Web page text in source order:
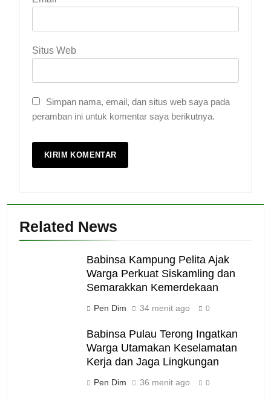
Situs Web
Simpan nama, email, dan situs web saya pada
peramban ini untuk komentar saya berikutnya.
Related News
Babinsa Kampung Pelita Ajak
Warga Perkuat Siskamling dan
Semarakkan Kemerdekaan
Pen Dim 34 menit ago 0
Babinsa Pulau Terong Ingatkan
Warga Utamakan Keselamatan
Kerja dan Jaga Lingkungan
Pen Dim 36 menit ago 0